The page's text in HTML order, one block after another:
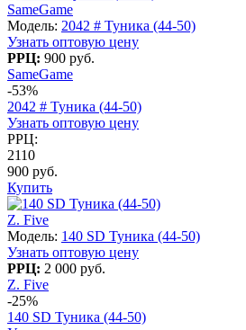
SameGame
Модель: 2042 # Туника (44-50)
Узнать оптовую цену
РРЦ: 900 руб.
SameGame
-53%
2042 # Туника (44-50)
Узнать оптовую цену
РРЦ:
2110
900 руб.
Купить
Z. Five
Модель: 140 SD Туника (44-50)
Узнать оптовую цену
РРЦ: 2 000 руб.
Z. Five
-25%
140 SD Туника (44-50)